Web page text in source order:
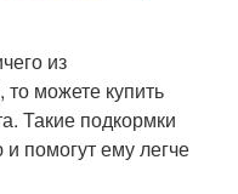
из
можете купить
Такие подкормки
помогут ему легче